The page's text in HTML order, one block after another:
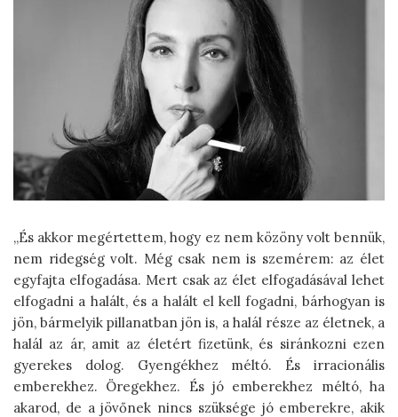
„És akkor megértettem, hogy ez nem közöny volt bennük,
nem ridegség volt. Még csak nem is szemérem: az élet
egyfajta elfogadása. Mert csak az élet elfogadásával lehet
elfogadni a halált, és a halált el kell fogadni, bárhogyan is
jön, bármelyik pillanatban jön is, a halál része az életnek, a
halál az ár, amit az életért fizetünk, és siránkozni ezen
gyerekes dolog. Gyengékhez méltó. És irracionális
emberekhez. Öregekhez. És jó emberekhez méltó, ha
akarod, de a jövőnek nincs szüksége jó emberekre, akik